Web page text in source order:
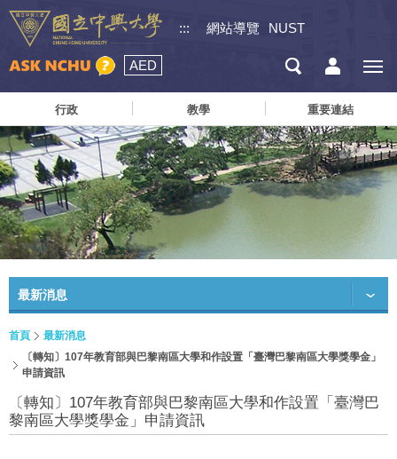
::: 網站導覽 NUST
AED
行政 教學 重要連結
最新消息
首頁
最新消息
〔轉知〕107年教育部與巴黎南區大學和作設置「臺灣巴黎南區大學獎學金」
申請資訊
〔轉知〕107年教育部與巴黎南區大學和作設置「臺灣巴
黎南區大學獎學金」申請資訊